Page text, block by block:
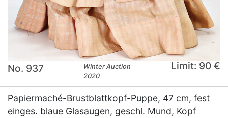
No. 937
Winter Auction
2020
Limit: 90 €
Papiermaché-Brustblattkopf-Puppe, 47 cm, fest
einges. blaue Glasaugen, geschl. Mund, Kopf